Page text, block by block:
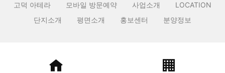
고덕 아테라 모바일 방문예약 사업소개
LOCATION
단지소개
평면소개 홍보센터 분양정보